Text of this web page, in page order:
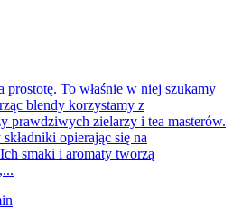
To właśnie w niej szukamy
blendy korzystamy z
prawdziwych zielarzy i tea masterów.
opierając się na
smaki i aromaty tworzą